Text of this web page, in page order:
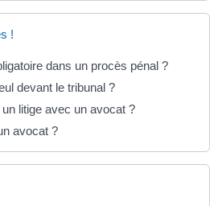
!
dans un procès pénal ?
devant le tribunal ?
litige avec un avocat ?
avocat ?